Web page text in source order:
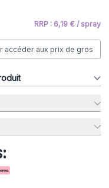
RRP : 6,19 € / spray
accéder aux prix de gros